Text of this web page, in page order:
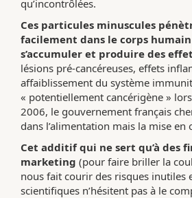
qu’incontrôlées.
Ces particules minuscules
facilement dans le corps
s’accumuler et produire des
lésions pré-cancéreuses, effets
affaiblissement du système
« potentiellement cancérigène »
2006, le gouvernement français
dans l’alimentation mais la mise
Cet additif qui ne sert qu’à des
marketing (pour faire briller la
nous fait courir des risques inutiles
scientifiques n’hésitent pas à le